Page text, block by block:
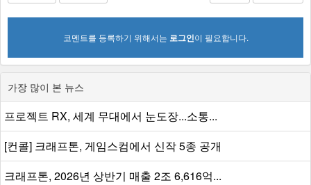
코멘트를 등록하기 위해서는 로그인이 필요합니다.
가장 많이 본 뉴스
프로젝트 RX, 세계 무대에서 눈도장...소통...
[컨콜] 크래프톤, 게임스컴에서 신작 5종 공개
크래프톤, 2026년 상반기 매출 2조 6,616억...